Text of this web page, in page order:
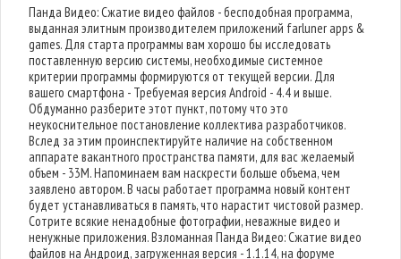
Панда Видео: Сжатие видео файлов - бесподобная программа,
выданная элитным производителем приложений farluner apps &
games. Для старта программы вам хорошо бы исследовать
поставленную версию системы, необходимые системное
критерии программы формируются от текущей версии. Для
вашего смартфона - Требуемая версия Android - 4.4 и выше.
Обдуманно разберите этот пункт, потому что это
неукоснительное постановление коллектива разработчиков.
Вслед за этим проинспектируйте наличие на собственном
аппарате вакантного пространства памяти, для вас желаемый
объем - 33M. Напоминаем вам наскрести больше объема, чем
заявлено автором. В часы работает программа новый контент
будет устанавливаться в память, что нарастит чистовой размер.
Сотрите всякие ненадобные фотографии, неважные видео и
ненужные приложения. Взломанная Панда Видео: Сжатие видео
файлов на Андроид, загруженная версия - 1.1.14, на форуме